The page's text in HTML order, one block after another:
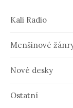
Kali Radio
Menšinové
Nové desky
Ostatní